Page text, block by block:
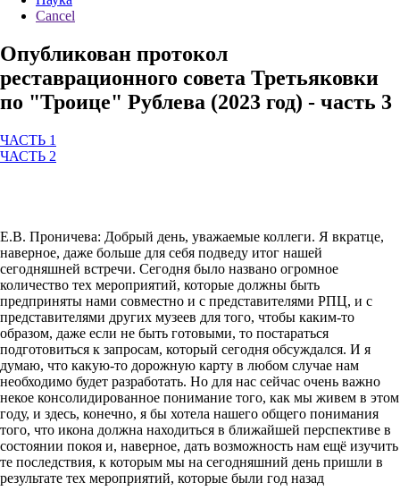
Cancel
Опубликован протокол
реставрационного совета Третьяковки
по "Троице" Рублева (2023 год) - часть 3
ЧАСТЬ 1
ЧАСТЬ 2
Е.В. Проничева: Добрый день, уважаемые коллеги. Я вкратце,
наверное, даже больше для себя подведу итог нашей
сегодняшней встречи. Сегодня было названо огромное
количество тех мероприятий, которые должны быть
предприняты нами совместно и с представителями РПЦ, и с
представителями других музеев для того, чтобы каким-то
образом, даже если не быть готовыми, то постараться
подготовиться к запросам, который сегодня обсуждался. И я
думаю, что какую-то дорожную карту в любом случае нам
необходимо будет разработать. Но для нас сейчас очень важно
некое консолидированное понимание того, как мы живем в этом
году, и здесь, конечно, я бы хотела нашего общего понимания
того, что икона должна находиться в ближайшей перспективе в
состоянии покоя и, наверное, дать возможность нам ещё изучить
те последствия, к которым мы на сегодняшний день пришли в
результате тех мероприятий, которые были год назад